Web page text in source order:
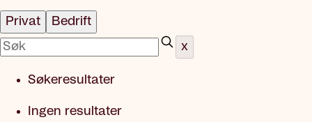
Privat
Bedrift
x
Søkeresultater
Ingen resultater